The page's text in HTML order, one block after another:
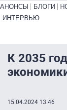
Primary links bottom
АНОНСЫ БЛОГИ
ИНТЕРВЬЮ
К 2035
15.04.2024 13:46